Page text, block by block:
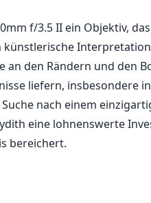
f/3.5 II ein Objektiv,
künstlerische
an den Rändern und den
liefern, insbesondere
nach einem
eine lohnenswerte
bereichert.